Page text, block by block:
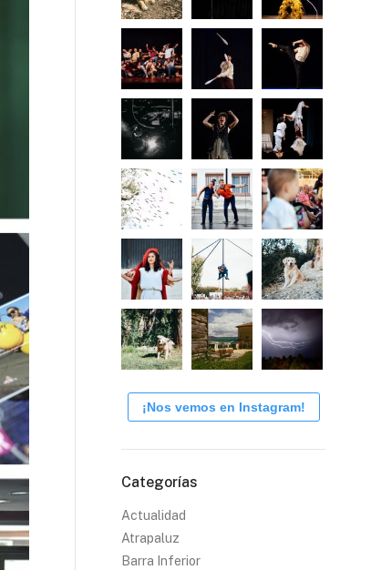
¡Nos vemos en Instagram!
Categorías
Actualidad
Atrapaluz
Barra Inferior